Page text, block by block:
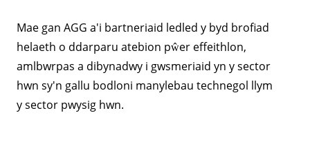
Mae gan AGG a'i bartneriaid ledled y byd brofiad
helaeth o ddarparu atebion pŵer effeithlon,
amlbwrpas a dibynadwy i gwsmeriaid yn y sector
hwn sy'n gallu bodloni manylebau technegol llym
y sector pwysig hwn.